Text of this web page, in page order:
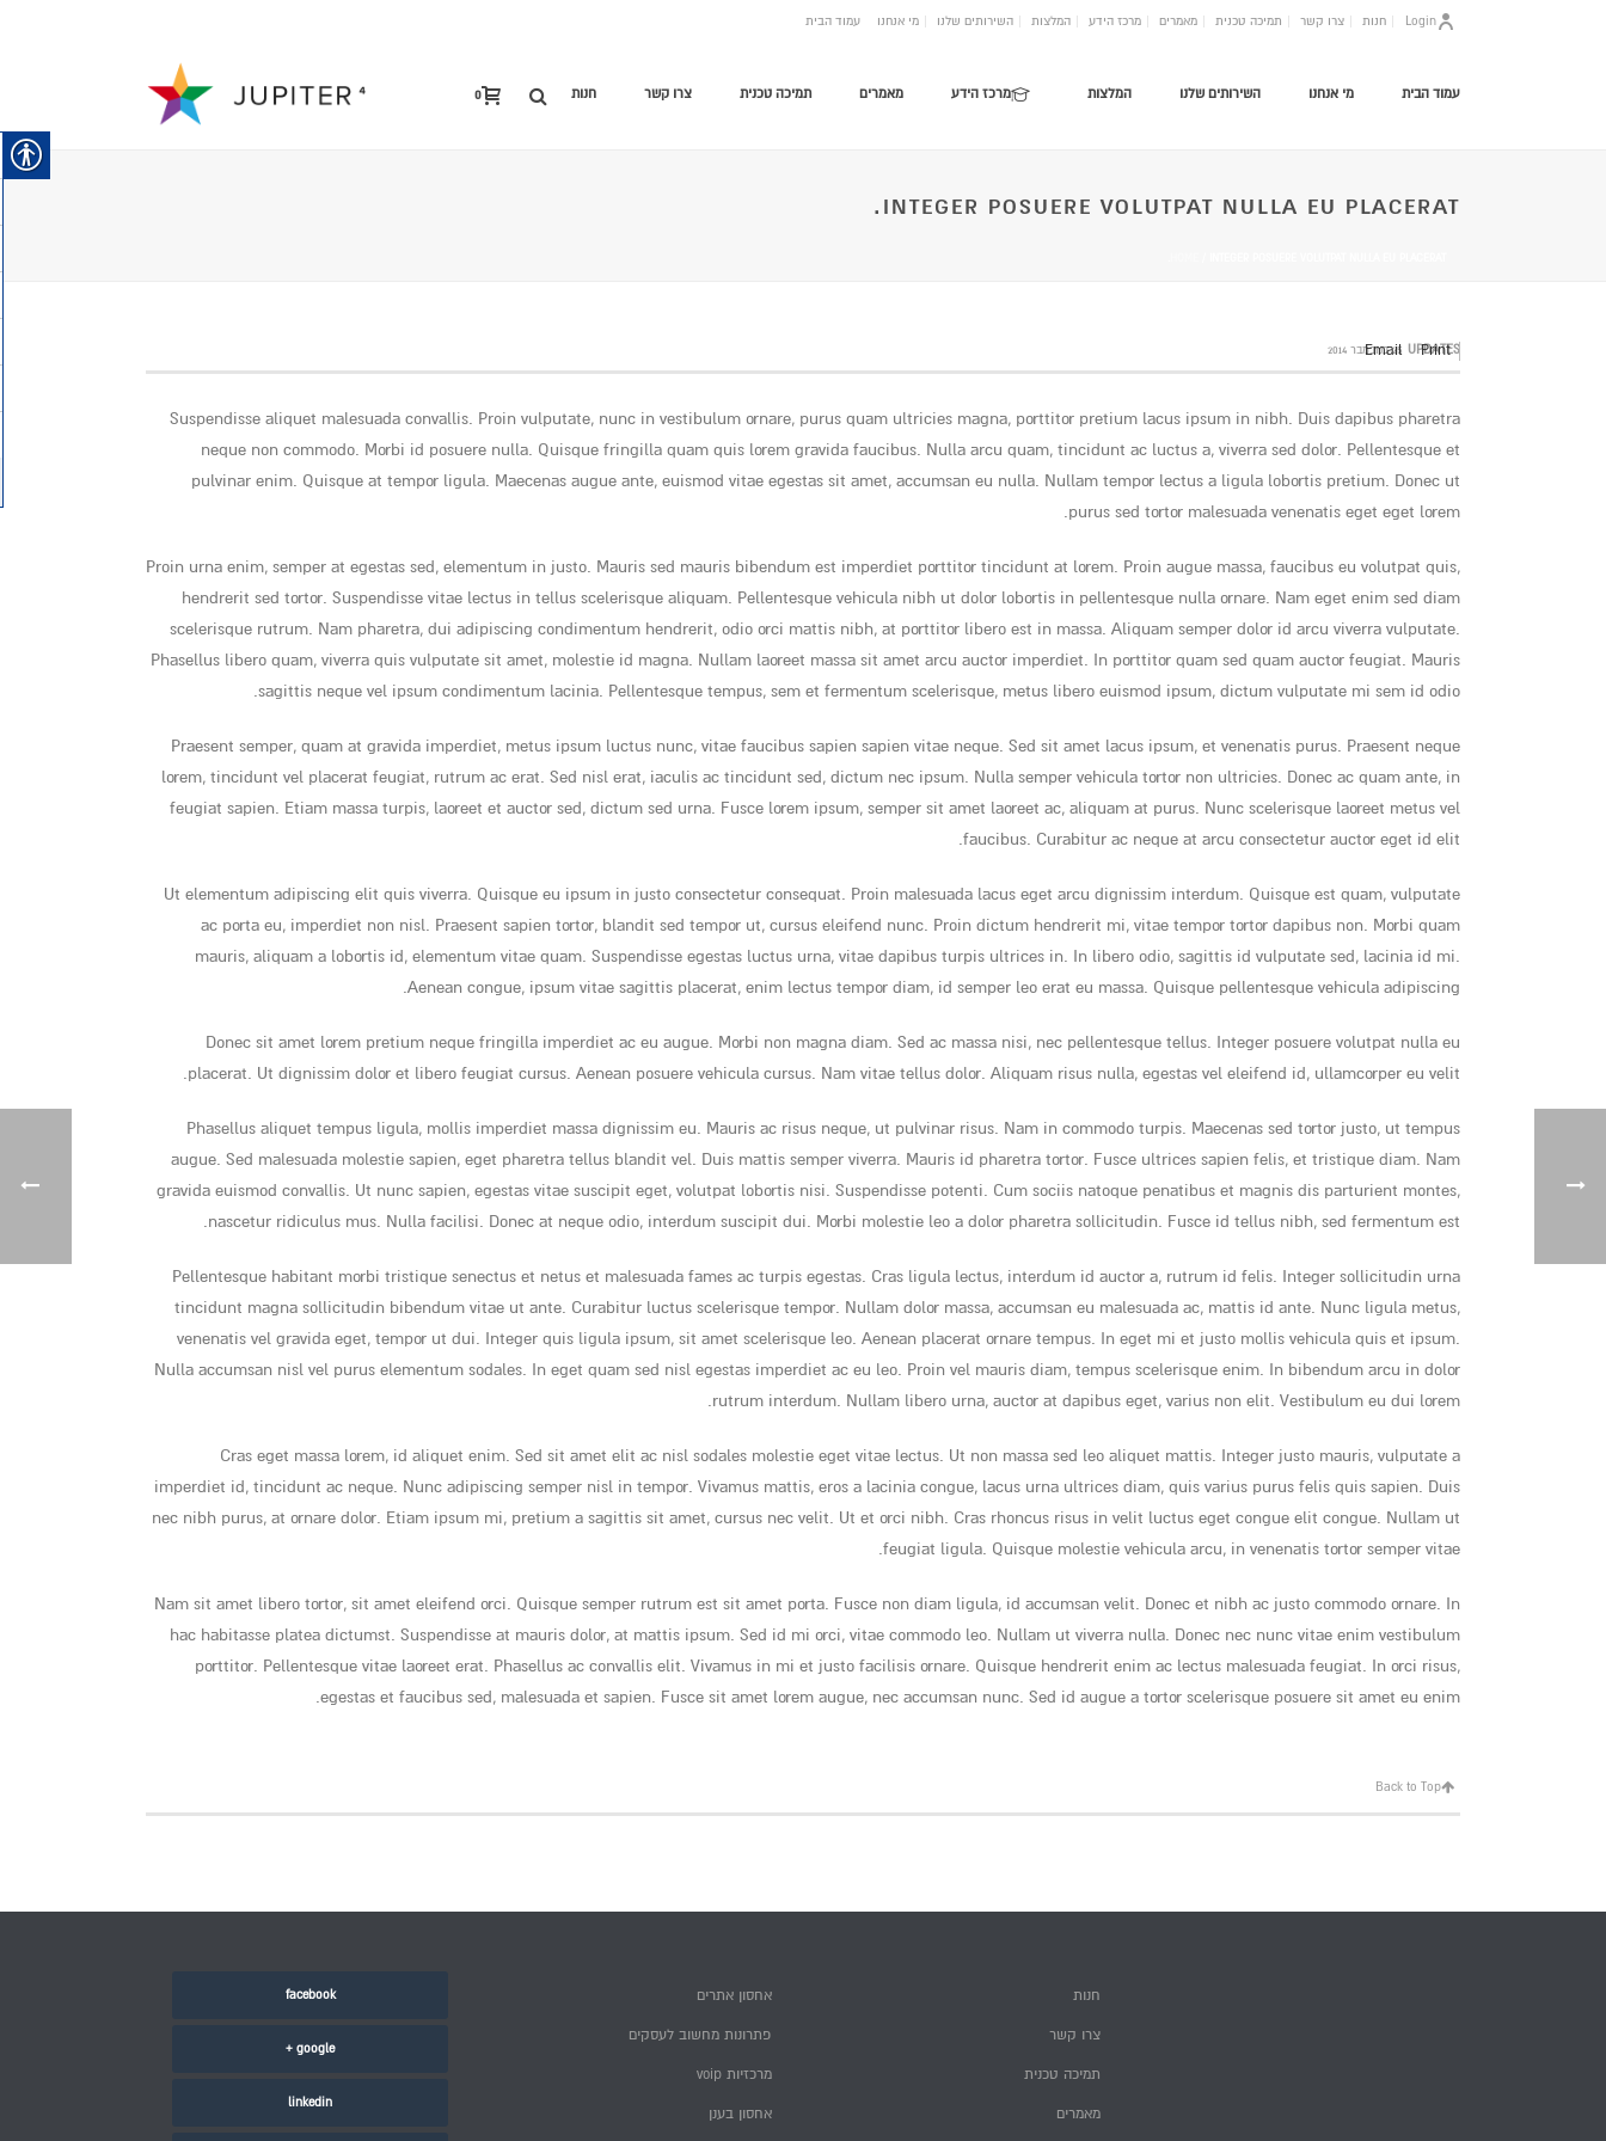
חנות צרו קשר תמיכה טכנית מאמרים מרכז הידע המלצות השירותים שלנו מי אנחנו עמוד הבית Login
חנות צרו קשר תמיכה טכנית מאמרים מרכז הידע המלצות השירותים שלנו מי אנחנו עמוד הבית 0
INTEGER POSUERE VOLUTPAT NULLA EU PLACERAT.
Print
Email UPDATES 25 בנובמבר 2014
Suspendisse aliquet malesuada convallis. Proin vulputate, nunc in vestibulum ornare, purus quam ultricies magna, porttitor pretium lacus ipsum in nibh. Duis dapibus pharetra
neque non commodo. Morbi id posuere nulla. Quisque fringilla quam quis lorem gravida faucibus. Nulla arcu quam, tincidunt ac luctus a, viverra sed dolor. Pellentesque et
pulvinar enim. Quisque at tempor ligula. Maecenas augue ante, euismod vitae egestas sit amet, accumsan eu nulla. Nullam tempor lectus a ligula lobortis pretium. Donec ut
purus sed tortor malesuada venenatis eget eget lorem.
Proin urna enim, semper at egestas sed, elementum in justo. Mauris sed mauris bibendum est imperdiet porttitor tincidunt at lorem. Proin augue massa, faucibus eu volutpat quis,
hendrerit sed tortor. Suspendisse vitae lectus in tellus scelerisque aliquam. Pellentesque vehicula nibh ut dolor lobortis in pellentesque nulla ornare. Nam eget enim sed diam
scelerisque rutrum. Nam pharetra, dui adipiscing condimentum hendrerit, odio orci mattis nibh, at porttitor libero est in massa. Aliquam semper dolor id arcu viverra vulputate.
Phasellus libero quam, viverra quis vulputate sit amet, molestie id magna. Nullam laoreet massa sit amet arcu auctor imperdiet. In porttitor quam sed quam auctor feugiat. Mauris
sagittis neque vel ipsum condimentum lacinia. Pellentesque tempus, sem et fermentum scelerisque, metus libero euismod ipsum, dictum vulputate mi sem id odio.
Praesent semper, quam at gravida imperdiet, metus ipsum luctus nunc, vitae faucibus sapien sapien vitae neque. Sed sit amet lacus ipsum, et venenatis purus. Praesent neque
lorem, tincidunt vel placerat feugiat, rutrum ac erat. Sed nisl erat, iaculis ac tincidunt sed, dictum nec ipsum. Nulla semper vehicula tortor non ultricies. Donec ac quam ante, in
feugiat sapien. Etiam massa turpis, laoreet et auctor sed, dictum sed urna. Fusce lorem ipsum, semper sit amet laoreet ac, aliquam at purus. Nunc scelerisque laoreet metus vel
faucibus. Curabitur ac neque at arcu consectetur auctor eget id elit.
Ut elementum adipiscing elit quis viverra. Quisque eu ipsum in justo consectetur consequat. Proin malesuada lacus eget arcu dignissim interdum. Quisque est quam, vulputate
ac porta eu, imperdiet non nisl. Praesent sapien tortor, blandit sed tempor ut, cursus eleifend nunc. Proin dictum hendrerit mi, vitae tempor tortor dapibus non. Morbi quam
mauris, aliquam a lobortis id, elementum vitae quam. Suspendisse egestas luctus urna, vitae dapibus turpis ultrices in. In libero odio, sagittis id vulputate sed, lacinia id mi.
Aenean congue, ipsum vitae sagittis placerat, enim lectus tempor diam, id semper leo erat eu massa. Quisque pellentesque vehicula adipiscing.
Donec sit amet lorem pretium neque fringilla imperdiet ac eu augue. Morbi non magna diam. Sed ac massa nisi, nec pellentesque tellus. Integer posuere volutpat nulla eu
placerat. Ut dignissim dolor et libero feugiat cursus. Aenean posuere vehicula cursus. Nam vitae tellus dolor. Aliquam risus nulla, egestas vel eleifend id, ullamcorper eu velit.
Phasellus aliquet tempus ligula, mollis imperdiet massa dignissim eu. Mauris ac risus neque, ut pulvinar risus. Nam in commodo turpis. Maecenas sed tortor justo, ut tempus
augue. Sed malesuada molestie sapien, eget pharetra tellus blandit vel. Duis mattis semper viverra. Mauris id pharetra tortor. Fusce ultrices sapien felis, et tristique diam. Nam
gravida euismod convallis. Ut nunc sapien, egestas vitae suscipit eget, volutpat lobortis nisi. Suspendisse potenti. Cum sociis natoque penatibus et magnis dis parturient montes,
nascetur ridiculus mus. Nulla facilisi. Donec at neque odio, interdum suscipit dui. Morbi molestie leo a dolor pharetra sollicitudin. Fusce id tellus nibh, sed fermentum est.
Pellentesque habitant morbi tristique senectus et netus et malesuada fames ac turpis egestas. Cras ligula lectus, interdum id auctor a, rutrum id felis. Integer sollicitudin urna
tincidunt magna sollicitudin bibendum vitae ut ante. Curabitur luctus scelerisque tempor. Nullam dolor massa, accumsan eu malesuada ac, mattis id ante. Nunc ligula metus,
venenatis vel gravida eget, tempor ut dui. Integer quis ligula ipsum, sit amet scelerisque leo. Aenean placerat ornare tempus. In eget mi et justo mollis vehicula quis et ipsum.
Nulla accumsan nisl vel purus elementum sodales. In eget quam sed nisl egestas imperdiet ac eu leo. Proin vel mauris diam, tempus scelerisque enim. In bibendum arcu in dolor
rutrum interdum. Nullam libero urna, auctor at dapibus eget, varius non elit. Vestibulum eu dui lorem.
Cras eget massa lorem, id aliquet enim. Sed sit amet elit ac nisl sodales molestie eget vitae lectus. Ut non massa sed leo aliquet mattis. Integer justo mauris, vulputate a
imperdiet id, tincidunt ac neque. Nunc adipiscing semper nisl in tempor. Vivamus mattis, eros a lacinia congue, lacus urna ultrices diam, quis varius purus felis quis sapien. Duis
nec nibh purus, at ornare dolor. Etiam ipsum mi, pretium a sagittis sit amet, cursus nec velit. Ut et orci nibh. Cras rhoncus risus in velit luctus eget congue elit congue. Nullam ut
feugiat ligula. Quisque molestie vehicula arcu, in venenatis tortor semper vitae.
Nam sit amet libero tortor, sit amet eleifend orci. Quisque semper rutrum est sit amet porta. Fusce non diam ligula, id accumsan velit. Donec et nibh ac justo commodo ornare. In
hac habitasse platea dictumst. Suspendisse at mauris dolor, at mattis ipsum. Sed id mi orci, vitae commodo leo. Nullam ut viverra nulla. Donec nec nunc vitae enim vestibulum
porttitor. Pellentesque vitae laoreet erat. Phasellus ac convallis elit. Vivamus in mi et justo facilisis ornare. Quisque hendrerit enim ac lectus malesuada feugiat. In orci risus,
egestas et faucibus sed, malesuada et sapien. Fusce sit amet lorem augue, nec accumsan nunc. Sed id augue a tortor scelerisque posuere sit amet eu enim.
Back to Top
facebook
google +
linkedin
אחסון אתרים
פתרונות מחשוב לעסקים
מרכזיות voip
אחסון בענן
חנות
צרו קשר
תמיכה טכנית
מאמרים